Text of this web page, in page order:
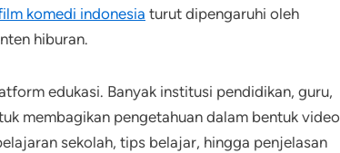
komedi indonesia turut dipengaruhi oleh
hiburan.
edukasi. Banyak institusi pendidikan, guru,
membagikan pengetahuan dalam bentuk video
sekolah, tips belajar, hingga penjelasan